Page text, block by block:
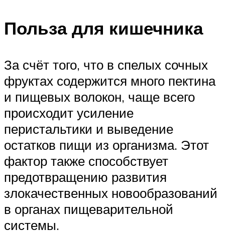
Польза для кишечника
За счёт того, что в спелых сочных
фруктах содержится много пектина
и пищевых волокон, чаще всего
происходит усиление
перистальтики и выведение
остатков пищи из организма. Этот
фактор также способствует
предотвращению развития
злокачественных новообразований
в органах пищеварительной
системы.